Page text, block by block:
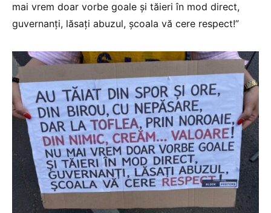
mai vrem doar vorbe goale și tăieri în mod direct,
guvernanți, lăsați abuzul, școala vă cere respect!”